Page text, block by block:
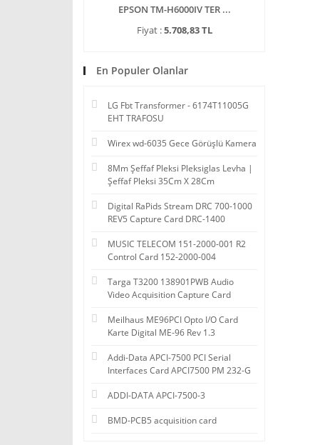
EPSON TM-H6000IV TER ...
Fiyat :5.708,83 TL
En Populer Olanlar
LG Fbt Transformer - 6174T11005G
EHT TRAFOSU
Wirex wd-6035 Gece Görüşlü Kamera
8Mm Şeffaf Pleksi Pleksiglas Levha |
Şeffaf Pleksi 35Cm X 28Cm
Digital RaPids Stream DRC 700-1000
REV5 Capture Card DRC-1400
MUSIC TELECOM 151-2000-001 R2
Control Card 152-2000-004
Targa T3200 138901PWB Audio
Video Acquisition Capture Card
Meilhaus ME96PCI Opto I/O Card
Karte Digital ME-96 Rev 1.3
Addi-Data APCI-7500 PCI Serial
Interfaces Card APCI7500 PM 232-G
ADDI-DATA APCI-7500-3
BMD-PCB5 acquisition card